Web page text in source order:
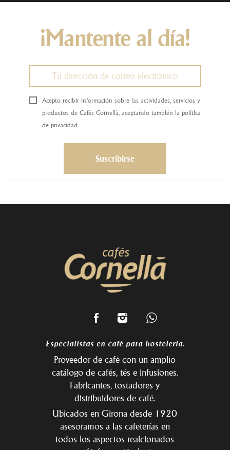
¡Mantente al día!
Acepto recibir información sobre las actividades, servicios y
productos de Cafès Cornellà, aceptando también la política
de privacidad.
Especialistas en café para hostelería.
Proveedor de café con un amplio
catálogo de cafés, tés e infusiones.
Fabricantes, tostadores y
distribuidores de café.
Ubicados en Girona desde 1920
asesoramos a las cafeterías en
todos los aspectos realcionados